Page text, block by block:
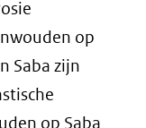
op
Saba zijn
op Saba